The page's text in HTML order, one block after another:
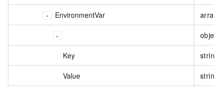
EnvironmentVar
object
Key string
Value string